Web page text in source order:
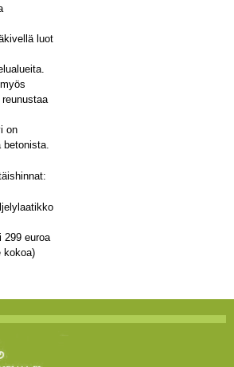
luot
on
betonista.­
299 euroa
kokoa)